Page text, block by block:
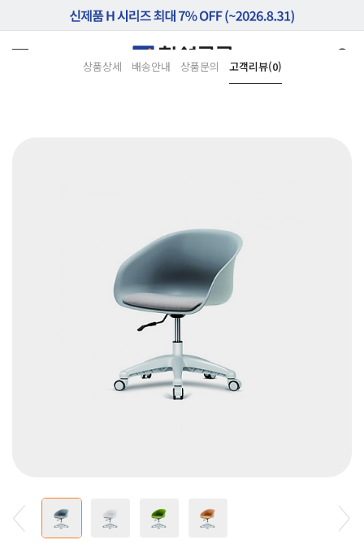
상품상세 배송안내 상품문의 고객리뷰(0)